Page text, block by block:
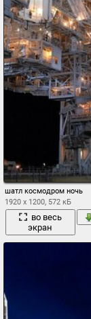
шатл космодром ночь
1920 x 1200, 572 кБ
во весь
экран